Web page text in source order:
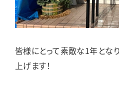
皆様にとって素敵な1年とな
上げます！